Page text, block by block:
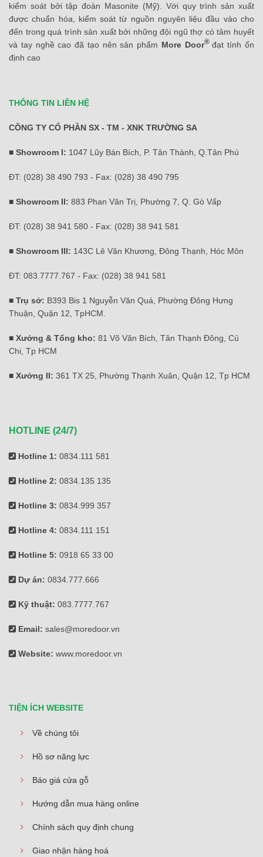
kiểm soát bởi tập đoàn Masonite (Mỹ). Với quy trình sản xuất
được chuẩn hóa, kiểm soát từ nguồn nguyên liệu đầu vào cho
đến trong quá trình sản xuất bởi những đội ngũ thợ có tâm huyết
và tay nghề cao đã tạo nên sản phẩm More Door® đạt tính ổn
định cao
THÔNG TIN LIÊN HỆ
CÔNG TY CỔ PHẦN SX - TM - XNK TRƯỜNG SA
■ Showroom I: 1047 Lũy Bán Bích, P. Tân Thành, Q.Tân Phú
ĐT: (028) 38 490 793 - Fax: (028) 38 490 795
■ Showroom II: 883 Phan Văn Trị, Phường 7, Q. Gò Vấp
ĐT: (028) 38 941 580 - Fax: (028) 38 941 581
■ Showroom III: 143C Lê Văn Khương, Đông Thạnh, Hóc Môn
ĐT: 083.7777.767 - Fax: (028) 38 941 581
■ Trụ sở: B393 Bis 1 Nguyễn Văn Quá, Phường Đông Hưng
Thuận, Quận 12, TpHCM.
■ Xưởng & Tổng kho: 81 Võ Văn Bích, Tân Thạnh Đông, Củ
Chi, Tp HCM
■ Xưởng II: 361 TX 25, Phường Thạnh Xuân, Quận 12, Tp HCM
HOTLINE (24/7)
Hotline 1: 0834.111 581
Hotline 2: 0834.135 135
Hotline 3: 0834.999 357
Hotline 4: 0834.111 151
Hotline 5: 0918 65 33 00
Dự án: 0834.777.666
Kỹ thuật: 083.7777.767
Email: sales@moredoor.vn
Website: www.moredoor.vn
TIỆN ÍCH WEBSITE
Về chúng tôi
Hồ sơ năng lực
Báo giá cửa gỗ
Hướng dẫn mua hàng online
Chính sách quy định chung
Giao nhận hàng hoá